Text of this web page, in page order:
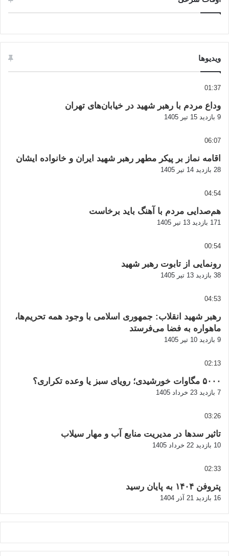
ویدیوها
01:37
وداع مردم با رهبر شهید در خیابان‌های تهران
9 بازدید 15 تیر 1405
06:07
اقامه نماز بر پیکر مطهر رهبر شهید ایران و خانواده ایشان
28 بازدید 14 تیر 1405
04:54
هم‌صدایی مردم با آهنگ باید برخاست
171 بازدید 13 تیر 1405
00:54
رونمایی از تابوت رهبر شهید
38 بازدید 13 تیر 1405
04:53
رهبر شهید انقلاب: جمهوری اسلامی با وجود همه تحریم‌ها،
ماهواره به فضا می‌فرستد
9 بازدید 10 تیر 1405
02:13
۵۰۰۰ مگاوات خورشیدی؛ رویای سبز یا وعده تکراری؟
7 بازدید 23 خرداد 1405
03:26
تاثیر سدها در مدیریت منابع آب و مهار سیلاب
10 بازدید 22 خرداد 1405
02:33
پتروفن ۱۴۰۴ به پایان رسید
16 بازدید 21 آذر 1404